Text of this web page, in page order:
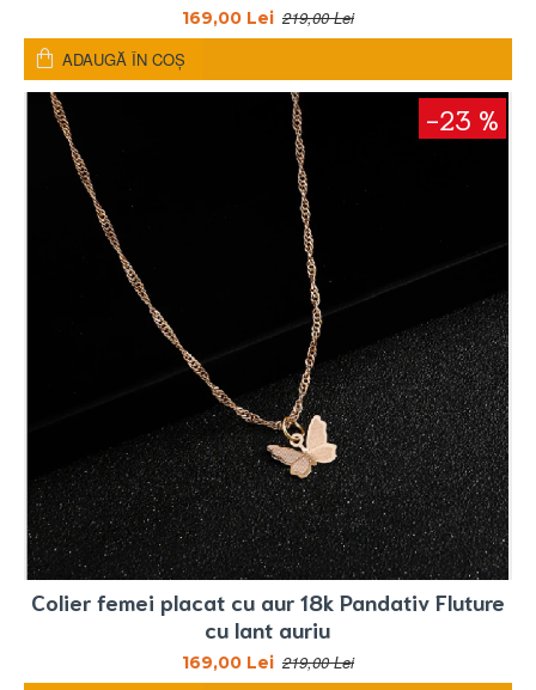
169,00 Lei 219,00 Lei
ADAUGĂ ÎN COŞ
-23 %
Colier femei placat cu aur 18k Pandativ Fluture
cu lant auriu
169,00 Lei 219,00 Lei